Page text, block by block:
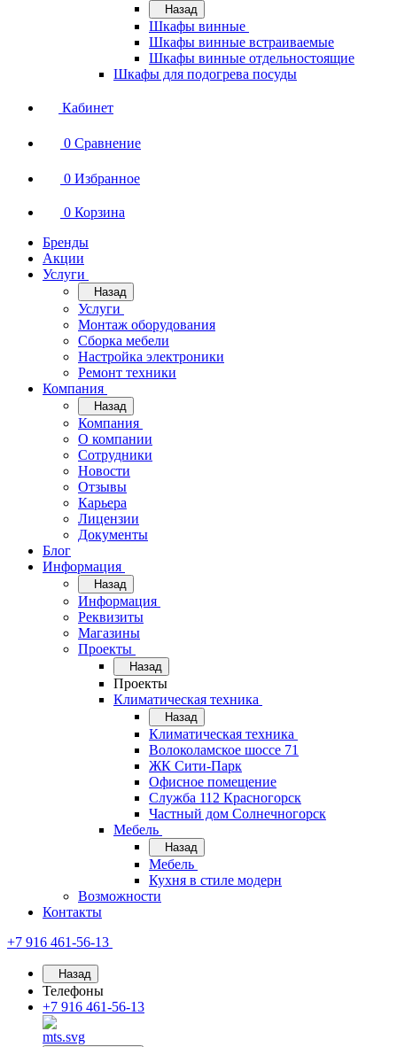
Назад
Шкафы винные
Шкафы винные встраиваемые
Шкафы винные отдельностоящие
Шкафы для подогрева посуды
Кабинет
0 Сравнение
0 Избранное
0 Корзина
Бренды
Акции
Услуги
Назад
Услуги
Монтаж оборудования
Сборка мебели
Настройка электроники
Ремонт техники
Компания
Назад
Компания
О компании
Сотрудники
Новости
Отзывы
Карьера
Лицензии
Документы
Блог
Информация
Назад
Информация
Реквизиты
Магазины
Проекты
Назад
Проекты
Климатическая техника
Назад
Климатическая техника
Волоколамское шоссе 71
ЖК Сити-Парк
Офисное помещение
Служба 112 Красногорск
Частный дом Солнечногорск
Мебель
Назад
Мебель
Кухня в стиле модерн
Возможности
Контакты
+7 916 461-56-13
Назад
Телефоны
+7 916 461-56-13